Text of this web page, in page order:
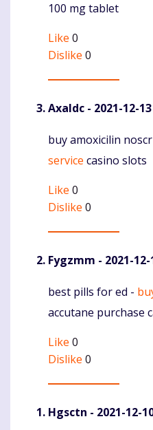
100 mg tablet
Like 0
Dislike 0
Axaldc - 2021-12-
Komentaras
buy amoxicilin
service casino slots
Like 0
Dislike 0
Fygzmm - 2021-
Komentaras
best pills for ed -
accutane purchase
Like 0
Dislike 0
Hgsctn - 2021-12-